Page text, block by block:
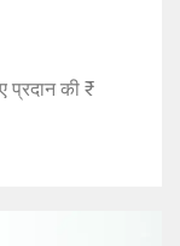
प्रदान की ₹